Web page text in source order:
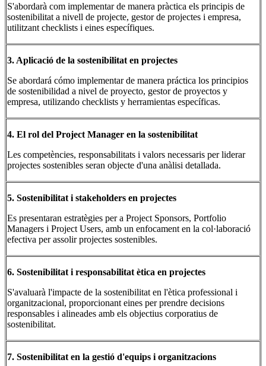
S'abordarà com implementar de manera pràctica els principis de
sostenibilitat a nivell de projecte, gestor de projectes i empresa,
utilitzant checklists i eines específiques.
3. Aplicació de la sostenibilitat en projectes
Se abordará cómo implementar de manera práctica los principios
de sostenibilidad a nivel de proyecto, gestor de proyectos y
empresa, utilizando checklists y herramientas específicas.
4. El rol del Project Manager en la sostenibilitat
Les competències, responsabilitats i valors necessaris per liderar
projectes sostenibles seran objecte d'una anàlisi detallada.
5. Sostenibilitat i stakeholders en projectes
Es presentaran estratègies per a Project Sponsors, Portfolio
Managers i Project Users, amb un enfocament en la col·laboració
efectiva per assolir projectes sostenibles.
6. Sostenibilitat i responsabilitat ètica en projectes
S'avaluarà l'impacte de la sostenibilitat en l'ètica professional i
organitzacional, proporcionant eines per prendre decisions
responsables i alineades amb els objectius corporatius de
sostenibilitat.
7. Sostenibilitat en la gestió d'equips i organitzacions